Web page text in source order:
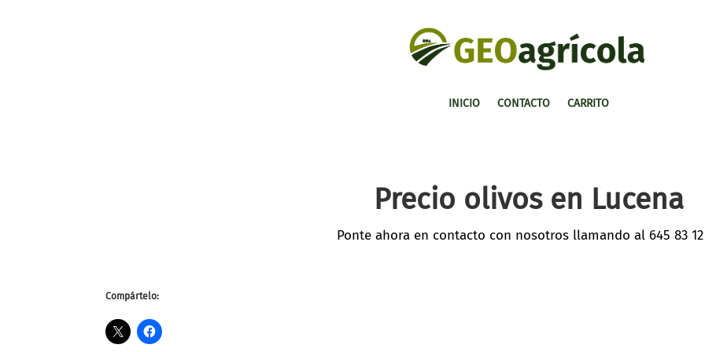
INICIO CONTACTO CARRITO
Precio olivos en Lucena
Ponte ahora en contacto con nosotros llamando al 645 83
Compártelo: